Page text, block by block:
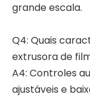
grande escala.
Q4: Quais
extrusora de
A4: Controles
ajustáveis ​​e